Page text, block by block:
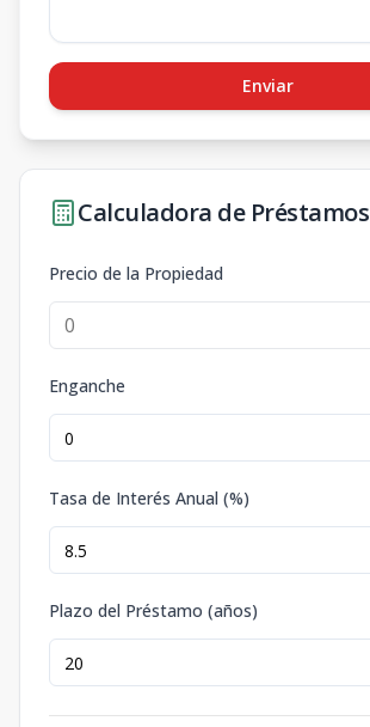
Enviar
Calculadora de Préstamos
Precio de la Propiedad
Enganche
Tasa de Interés Anual (%)
Plazo del Préstamo (años)